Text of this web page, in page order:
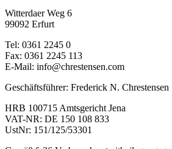
Witterdaer Weg 6
99092 Erfurt
Tel: 0361 2245 0
Fax: 0361 2245 113
E-Mail: info@chrestensen.com
Geschäftsführer: Frederick N. Chrestensen
HRB 100715 Amtsgericht Jena
VAT-NR: DE 150 108 833
UstNr: 151/125/53301